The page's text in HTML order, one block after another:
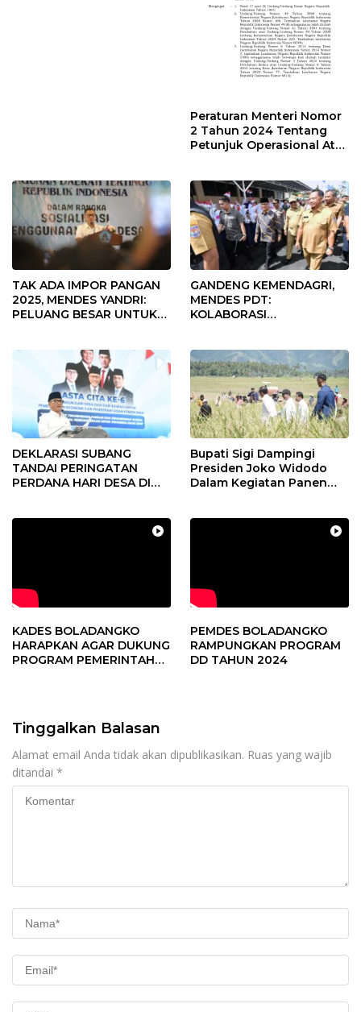
Peraturan Menteri Nomor
2 Tahun 2024 Tentang
Petunjuk Operasional Atas
TAK ADA IMPOR PANGAN
2025, MENDES YANDRI:
PELUANG BESAR UNTUK
GANDENG KEMENDAGRI,
MENDES PDT:
KOLABORASI
DEKLARASI SUBANG
TANDAI PERINGATAN
PERDANA HARI DESA DI
Bupati Sigi Dampingi
Presiden Joko Widodo
Dalam Kegiatan Panen
KADES BOLADANGKO
HARAPKAN AGAR DUKUNG
PROGRAM PEMERINTAH
PEMDES BOLADANGKO
RAMPUNGKAN PROGRAM
DD TAHUN 2024
Tinggalkan Balasan
Alamat email Anda tidak akan dipublikasikan. Ruas yang wajib
ditandai *